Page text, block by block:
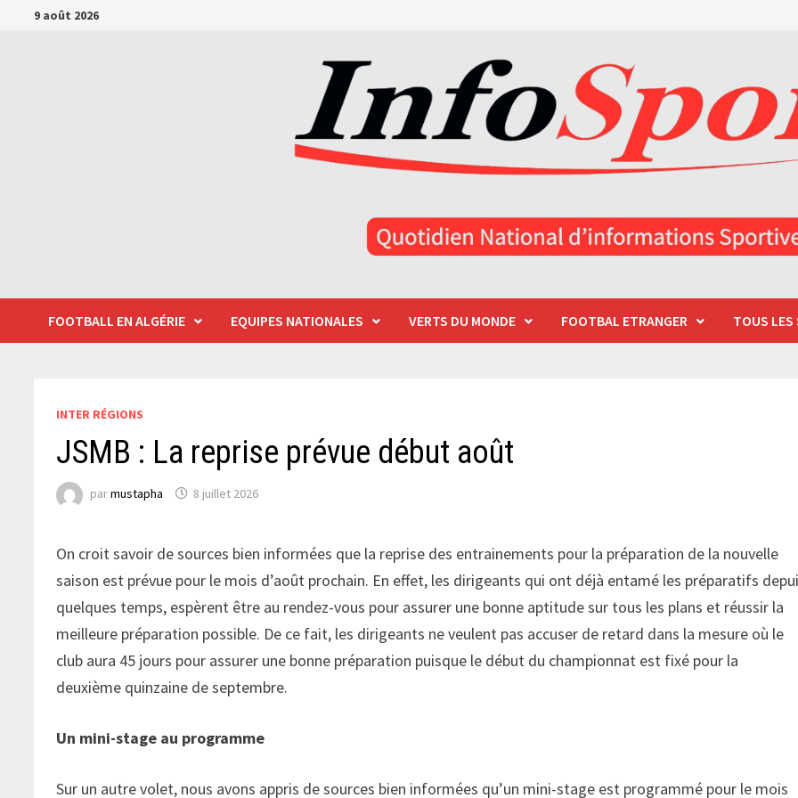
Passer9 août 2026
FOOTBALL EN ALGÉRIE EQUIPES NATIONALES VERTS DU MONDE FOOTBAL ETRANGER TOUS LES
INTER RÉGIONS
JSMB : La reprise prévue début août
parmustapha 8 juillet 2026
On croit savoir de sources bien informées que la reprise des entrainements pour la préparation de la nouvelle
saison est prévue pour le mois d’août prochain. En effet, les dirigeants qui ont déjà entamé les préparatifs
quelques temps, espèrent être au rendez-vous pour assurer une bonne aptitude sur tous les plans et réussir la
meilleure préparation possible. De ce fait, les dirigeants ne veulent pas accuser de retard dans la mesure où le
club aura 45 jours pour assurer une bonne préparation puisque le début du championnat est fixé pour la
deuxième quinzaine de septembre.
Un mini-stage au programme
Sur un autre volet, nous avons appris de sources bien informées qu’un mini-stage est programmé pour le mois